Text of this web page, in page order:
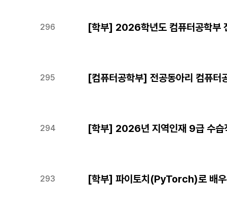
296 [학부] 2026학년도 컴퓨터공학부
295 [컴퓨터공학부] 전공동아리 컴퓨터
294 [학부] 2026년 지역인재 9급 수습
293 [학부] 파이토치(PyTorch)로 배